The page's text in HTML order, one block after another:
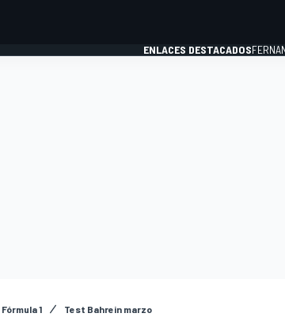
ENLACES DESTACADOS
Fórmula 1 Test Bahrein marzo